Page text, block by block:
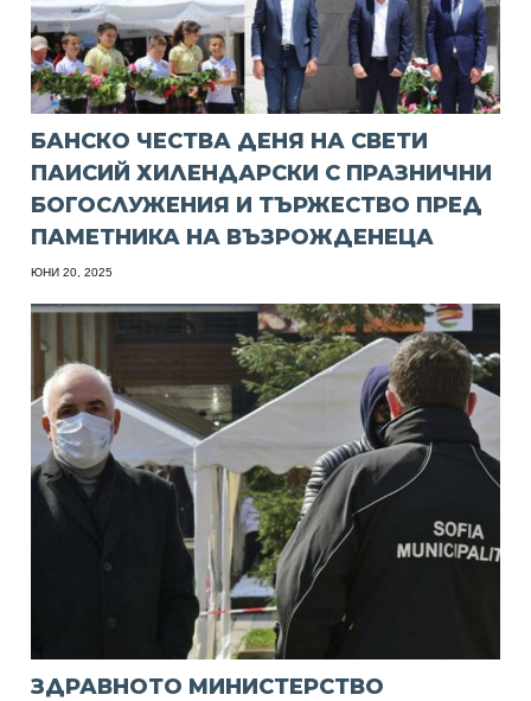
БАНСКО ЧЕСТВА ДЕНЯ НА СВЕТИ
ПАИСИЙ ХИЛЕНДАРСКИ С ПРАЗНИЧНИ
БОГОСЛУЖЕНИЯ И ТЪРЖЕСТВО ПРЕД
ПАМЕТНИКА НА ВЪЗРОЖДЕНЕЦА
ЮНИ 20, 2025
ЗДРАВНОТО МИНИСТЕРСТВО